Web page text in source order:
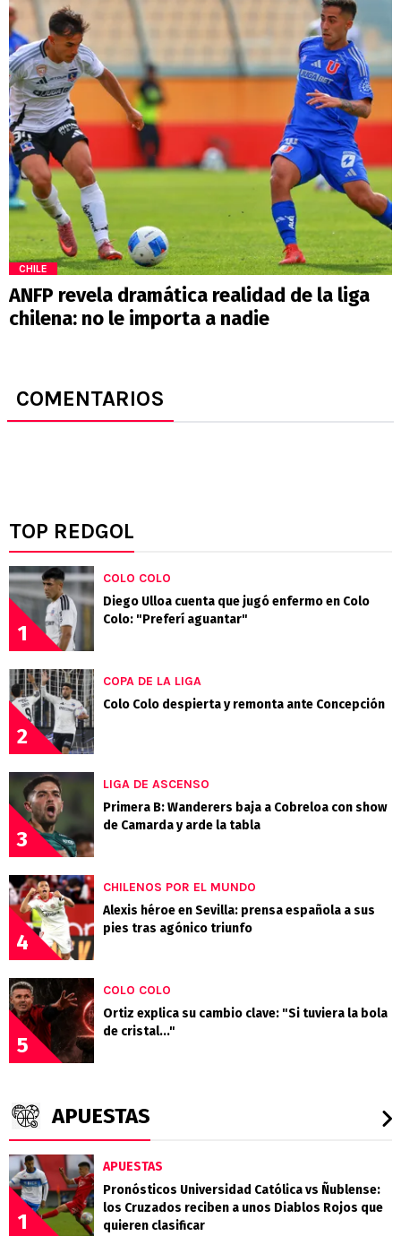
CHILE
ANFP revela dramática realidad de la liga
chilena: no le importa a nadie
COMENTARIOS
TOP REDGOL
1
COLO COLO
Diego Ulloa cuenta que jugó enfermo en Colo
Colo: "Preferí aguantar"
2
COPA DE LA LIGA
Colo Colo despierta y remonta ante Concepción
3
LIGA DE ASCENSO
Primera B: Wanderers baja a Cobreloa con show
de Camarda y arde la tabla
4
CHILENOS POR EL MUNDO
Alexis héroe en Sevilla: prensa española a sus
pies tras agónico triunfo
5
COLO COLO
Ortiz explica su cambio clave: "Si tuviera la bola
de cristal..."
APUESTAS
1
APUESTAS
Pronósticos Universidad Católica vs Ñublense:
los Cruzados reciben a unos Diablos Rojos que
quieren clasificar